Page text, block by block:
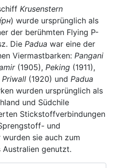
Krusenstern
) wurde ursprünglich als
der berühmten Flying P-
Die Padua war eine der
Viermastbarken: Pangani
(1905), Peking (1911),
Priwall (1920) und Padua
wurden ursprünglich als
und Südchile
Stickstoffverbindungen
und
sie auch zum
Australien genutzt.